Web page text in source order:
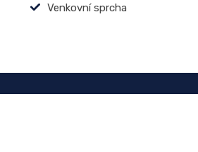
Venkovní sprcha